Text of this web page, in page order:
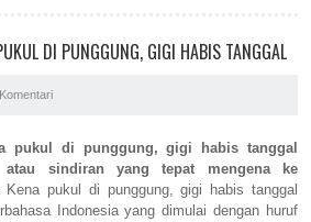
DI PUNGGUNG, GIGI HABIS TANGGAL
Komentari
pukul di punggung, gigi habis tanggal
atau sindiran yang tepat mengena ke
pukul di punggung, gigi habis tanggal
Indonesia yang dimulai dengan huruf